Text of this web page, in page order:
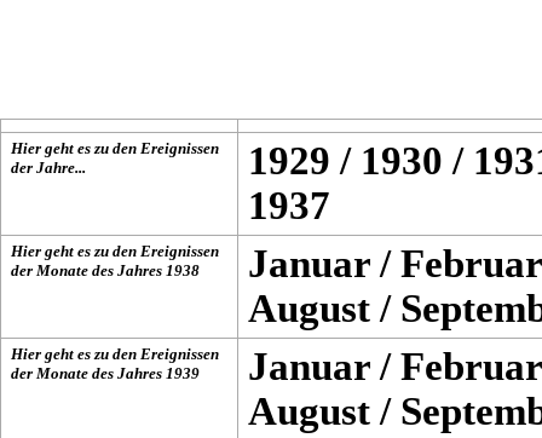
Hier geht es zu den Ereignissen
der Jahre...
1929 / 1930 /
1937
Hier geht es zu den Ereignissen
der Monate des Jahres 1938 Januar /Februar
August /
Hier geht es zu den Ereignissen
der Monate des Jahres 1939 Januar /Februar
August /